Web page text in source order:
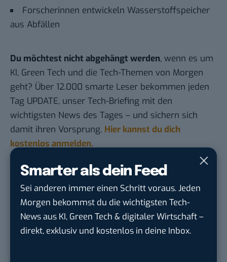
Smarter als dein Feed
Sei anderen immer einen Schritt voraus. Jeden
Morgen bekommst du die wichtigsten Tech-
News aus KI, Green Tech & digitaler Wirtschaft –
direkt, exklusiv und kostenlos in deine Inbox.
Forscherinnen entwickeln Wasserstoffspeicher
aus Abfällen
Du möchtest nicht abgehängt werden, wenn es um
KI, Green Tech und die Tech-Themen von Morgen
geht? Über 12.000 smarte Leser bekommen jeden
Tag UPDATE, unser Tech-Briefing mit den
wichtigsten News des Tages – und sichern sich
damit ihren Vorsprung. Hier kannst du dich
kostenlos anmelden.
STELLENANZEIGEN
Social Media Content Creator (m/w/d)
moveUP Media GmbHinDüsseldorf